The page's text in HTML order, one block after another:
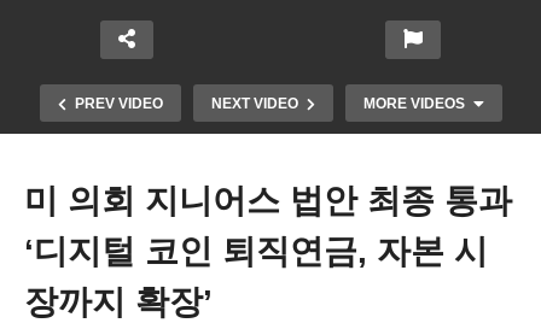
PREV VIDEO NEXT VIDEO MORE VIDEOS
미 의회 지니어스 법안 최종 통과
‘디지털 코인 퇴직연금, 자본 시
장까지 확장’